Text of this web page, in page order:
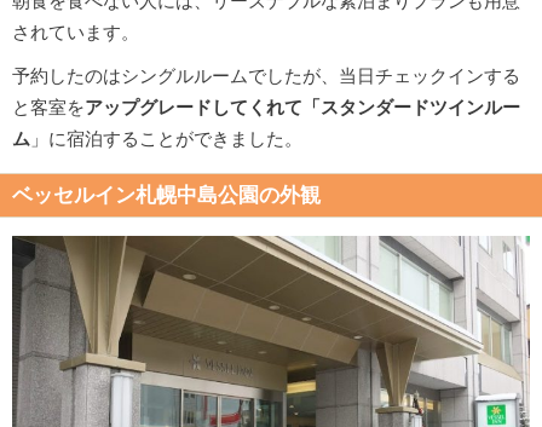
されています。
予約したのはシングルルームでしたが、当日チェックインする
と客室をアップグレードしてくれて「スタンダードツインルー
ム 」に宿泊することができました。
ベッセルイン札幌中島公園の外観